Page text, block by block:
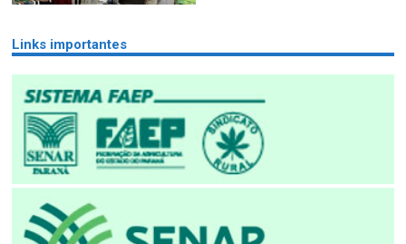
Links importantes